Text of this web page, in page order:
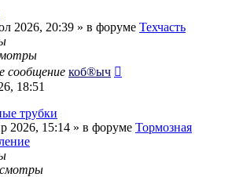
2026, 20:39 » в форуме Техчасть
сообщение коб®ыч
18:51
трубки
2026, 15:14 » в форуме Тормозная